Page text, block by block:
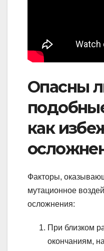
Опасны
как
Факторы,
мутационное
осложнения:
При близком
окончаниям,